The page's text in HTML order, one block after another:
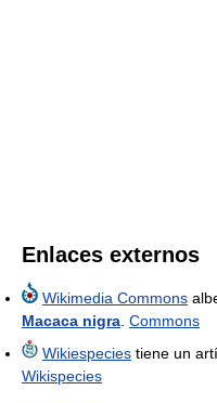
Enlaces externos
Wikimedia Commons
Macaca nigra Commons
Wikiespecies tiene un
Wikispecies